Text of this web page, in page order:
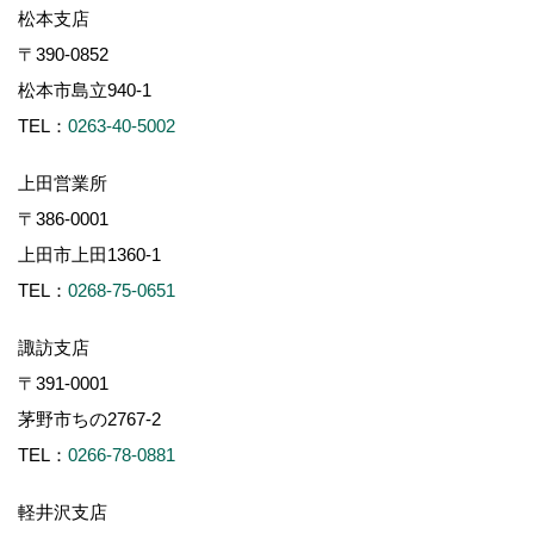
松本支店
〒390-0852
松本市島立940-1
TEL： 0263-40-5002
上田営業所
〒386-0001
上田市上田1360-1
TEL： 0268-75-0651
諏訪支店
〒391-0001
茅野市ちの2767-2
TEL： 0266-78-0881
軽井沢支店